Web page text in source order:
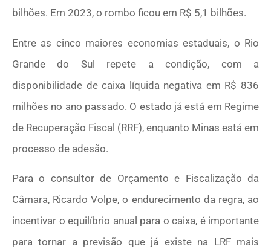
bilhões. Em 2023, o rombo ficou em R$ 5,1 bilhões.
Entre as cinco maiores economias estaduais, o Rio
Grande do Sul repete a condição, com a
disponibilidade de caixa líquida negativa em R$ 836
milhões no ano passado. O estado já está em Regime
de Recuperação Fiscal (RRF), enquanto Minas está em
processo de adesão.
Para o consultor de Orçamento e Fiscalização da
Câmara, Ricardo Volpe, o endurecimento da regra, ao
incentivar o equilíbrio anual para o caixa, é importante
para tornar a previsão que já existe na LRF mais